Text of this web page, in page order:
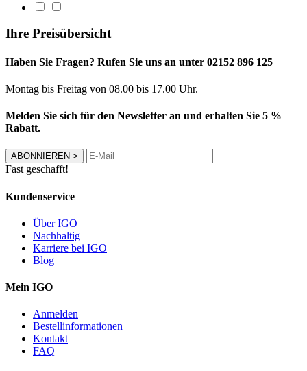
Ihre Preisübersicht
Haben Sie Fragen? Rufen Sie uns an unter 02152 896 125
Montag bis Freitag von 08.00 bis 17.00 Uhr.
Melden Sie sich für den Newsletter an und erhalten Sie 5 %
Rabatt.
ABONNIEREN >
Fast geschafft!
Kundenservice
Über IGO
Nachhaltig
Karriere bei IGO
Blog
Mein IGO
Anmelden
Bestellinformationen
Kontakt
FAQ